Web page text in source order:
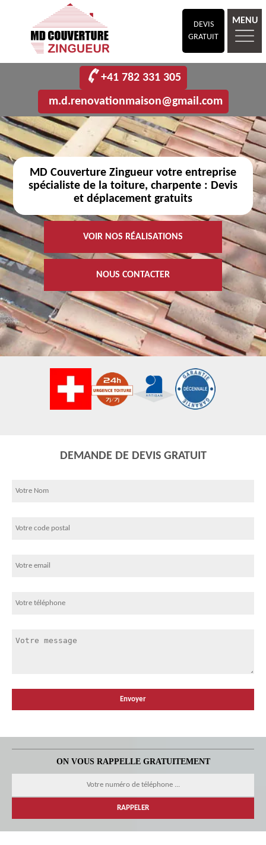
DEVIS
GRATUIT
MENU
+41 782 331 305
m.d.renovationmaison@gmail.com
MD Couverture Zingueur votre entreprise
spécialiste de la toiture, charpente : Devis
et déplacement gratuits
VOIR NOS RÉALISATIONS
NOUS CONTACTER
DEMANDE DE DEVIS GRATUIT
ON VOUS RAPPELLE GRATUITEMENT